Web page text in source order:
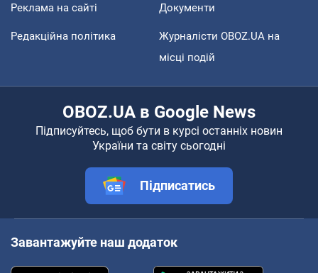
Реклама на сайті Документи
Редакційна політика
Журналісти OBOZ.UA на
місці подій
OBOZ.UA в Google News
Підписуйтесь, щоб бути в курсі останніх новин
України та світу сьогодні
Підписатись
Завантажуйте наш додаток